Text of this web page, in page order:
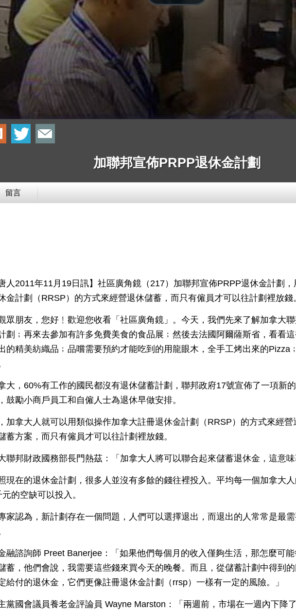
加聯邦宣佈PRPP退休金計劃
留言
唐人2011年11月19日訊】社區廣角鏡（217）加聯邦宣佈PRPP退休金計劃
金計劃（RRSP）的方式來經營退休儲蓄，而只有僱員才可以往計劃裡放錢
眾朋友，您好﹗歡迎您收看「社區廣角鏡」。今天，我們先來了解加拿大
劃﹔再來去參加有許多免費美食的食品展﹔然後去法國阿爾薩斯省，看看
的精美紡織品﹔品嚐需要預約才能吃到的用龍眼木，全手工烤出來的
大，60%有工作的國民都沒有退休儲蓄計劃，聯邦政府17號宣佈了一項新
鼓勵小商戶員工和自僱人士為退休早做安排。
加拿大人就可以用類似操作加拿大註冊退休金計劃（RRSP）的方式來經
蓄方案，而只有僱員才可以往計劃裡放錢。
聯邦財政國務部長門熱茲：「加拿大人將可以聯合起來儲蓄退休金，這意味
現在的退休金計劃，很多人並沒有多餘的錢往裡投入。平均每一個加拿大
的空缺可以投入。
家認為，新計劃存在一個問題，人們可以選擇退出，而退出的人常常是最
融諮詢師 Preet Banerjee：「如果他們每個月的收入僅夠生活，那怎麼可
蓄，他們會說，我需要這些錢來買今天的晚餐。而且，從儲蓄計劃中得到
給付的退休金，它們更像註冊退休金計劃（rrsp）一樣有一定的風險。」
黨國會議員養老金評論員 Wayne Marston：「兩週前，市場在一週內下降